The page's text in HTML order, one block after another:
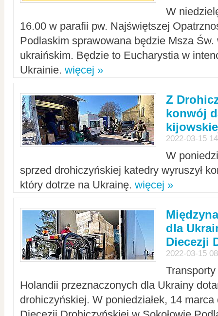
W
16.00 w parafii pw. Najświętszej
Podlaskim sprawowana będzie Msza Św.
ukraińskim. Będzie to Eucharystia w
Ukrainie. więcej »
Z
konwój
2022-03-15
W
sprzed drohiczyńskiej katedry wyruszył
który dotrze na Ukrainę. więcej »
dla
Diecezji
2022-03-15
Holandii przeznaczonych dla Ukrainy
drohiczyńskiej. W poniedziałek, 14